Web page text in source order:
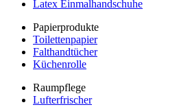
Latex Einmalhandschuhe
Papierprodukte
Toilettenpapier
Falthandtücher
Küchenrolle
Raumpflege
Lufterfrischer